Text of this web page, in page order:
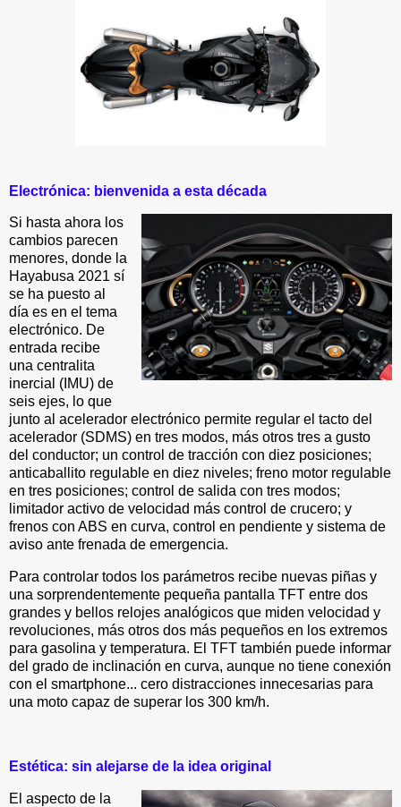
Electrónica: bienvenida a esta década
Si hasta ahora los
cambios parecen
menores, donde la
Hayabusa 2021 sí
se ha puesto al
día es en el tema
electrónico. De
entrada recibe
una centralita
inercial (IMU) de
seis ejes, lo que
junto al acelerador electrónico permite regular el tacto del
acelerador (SDMS) en tres modos, más otros tres a gusto
del conductor; un control de tracción con diez posiciones;
anticaballito regulable en diez niveles; freno motor regulable
en tres posiciones; control de salida con tres modos;
limitador activo de velocidad más control de crucero; y
frenos con ABS en curva, control en pendiente y sistema de
aviso ante frenada de emergencia.
Para controlar todos los parámetros recibe nuevas piñas y
una sorprendentemente pequeña pantalla TFT entre dos
grandes y bellos relojes analógicos que miden velocidad y
revoluciones, más otros dos más pequeños en los extremos
para gasolina y temperatura. El TFT también puede informar
del grado de inclinación en curva, aunque no tiene conexión
con el smartphone... cero distracciones innecesarias para
una moto capaz de superar los 300 km/h.
Estética: sin alejarse de la idea original
El aspecto de la